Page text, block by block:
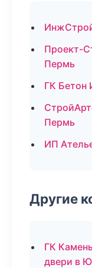
Проект-
Пермь
ГК Бетон
Пермь
ИП
Другие
ГК
двери в